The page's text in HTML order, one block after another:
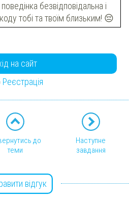
безвідповідальна і
тобі та твоїм близьким! 😔
на сайт
Реєстрація
до
теми
Наступне
завдання
відгук